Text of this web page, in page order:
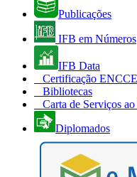
Publicações
IFB em Números
IFB Data
Certificação
Bibliotecas
Carta de Serviços
Diplomados